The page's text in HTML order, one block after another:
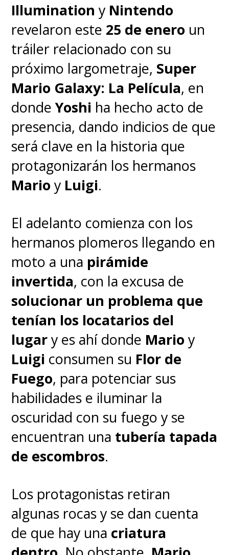
Illuminationy Nintendo
revelaron este 25 de enero un
tráiler relacionado con su
próximo largometraje, Super
Mario Galaxy: La Película, en
dondeYoshi ha hecho acto de
presencia, dando indicios de que
será clave en la historia que
protagonizarán los hermanos
Mario y Luigi.
El adelanto comienza con los
hermanos plomeros llegando en
moto a una pirámide
invertida, con la excusa de
solucionar un problema que
tenían los locatarios del
lugary es ahí donde Marioy
Luigi consumen su Flor de
Fuego, para potenciar sus
habilidades e iluminar la
oscuridad con su fuego y se
encuentran una tubería tapada
de escombros.
Los protagonistas retiran
algunas rocas y se dan cuenta
de que hay una criatura